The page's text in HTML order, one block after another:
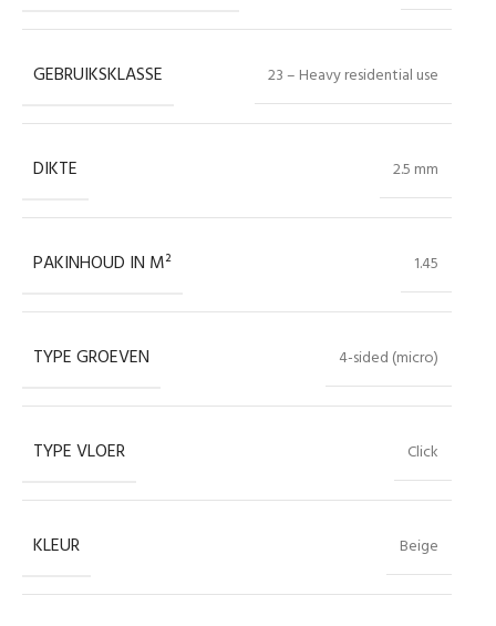
GEBRUIKSKLASSE 23 – Heavy residential use
DIKTE 2.5 mm
PAKINHOUD IN M² 1.45
TYPE GROEVEN 4-sided (micro)
TYPE VLOER Click
KLEUR Beige